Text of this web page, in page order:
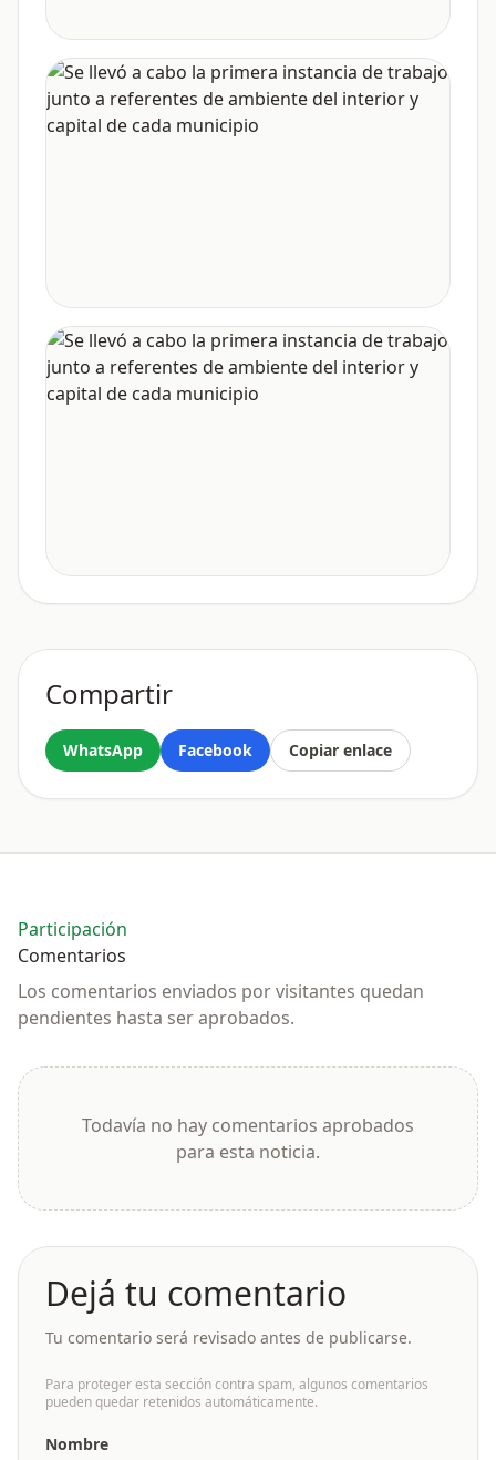
Compartir
WhatsApp Facebook Copiar enlace
Participación
Comentarios
Los comentarios enviados por visitantes quedan
pendientes hasta ser aprobados.
Todavía no hay comentarios aprobados
para esta noticia.
Dejá tu comentario
Tu comentario será revisado antes de publicarse.
Para proteger esta sección contra spam, algunos comentarios
pueden quedar retenidos automáticamente.
Nombre